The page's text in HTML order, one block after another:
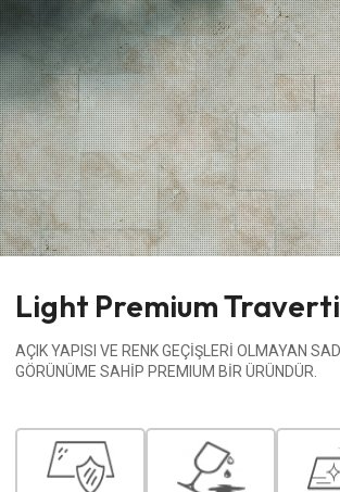
Light Premium
AÇIK YAPISI VE RENK GEÇİŞLERİ OLMAYAN
GÖRÜNÜME SAHİP PREMIUM BİR ÜRÜNDÜR.